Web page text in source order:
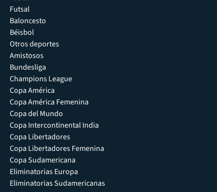
Futsal
Baloncesto
Béisbol
Otros deportes
Amistosos
Bundesliga
Champions League
Copa América
Copa América Femenina
Copa del Mundo
Copa Intercontinental India
Copa Libertadores
Copa Libertadores Femenina
Copa Sudamericana
Eliminatorias Europa
Eliminatorias Sudamericanas